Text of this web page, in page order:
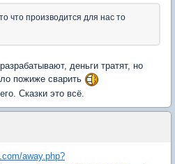
что производится для нас то
деньги тратят, но
пожиже сварить
Сказки это всё.
away.php?